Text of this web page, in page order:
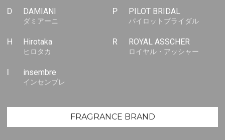
D DAMIANI
ダミアーニ
H Hirotaka
ヒロタカ
insembre
インセンブレ
P PILOT BRIDAL
パイロットブライダル
R ROYAL ASSCHER
ロイヤル・アッシャー
FRAGRANCE BRAND